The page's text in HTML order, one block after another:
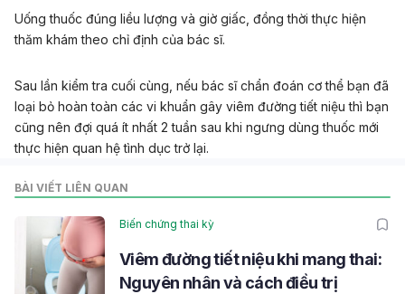
Uống thuốc đúng liều lượng và giờ giấc, đồng thời thực hiện
thăm khám theo chỉ định của bác sĩ.
Sau lần kiểm tra cuối cùng, nếu bác sĩ chẩn đoán cơ thể bạn đã
loại bỏ hoàn toàn các vi khuẩn gây viêm đường tiết niệu thì bạn
cũng nên đợi quá ít nhất 2 tuần sau khi ngưng dùng thuốc mới
thực hiện quan hệ tình dục trở lại.
BÀI VIẾT LIÊN QUAN
Biến chứng thai kỳ
Viêm đường tiết niệu khi mang thai:
Nguyên nhân và cách điều trị